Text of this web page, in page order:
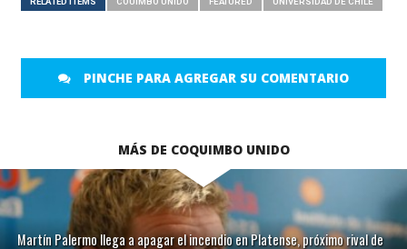
PINCHE PARA AGREGAR SU COMENTARIO
MÁS DE COQUIMBO UNIDO
Martín Palermo llega a apagar el incendio en Platense, próximo rival de